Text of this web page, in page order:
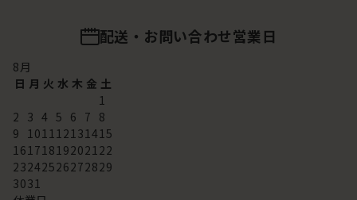
配送・お問い合わせ営業日
8月
日 月 火 水 木 金 土
1
2 3 4 5 6 7 8
9 101112131415
16171819202122
23242526272829
3031